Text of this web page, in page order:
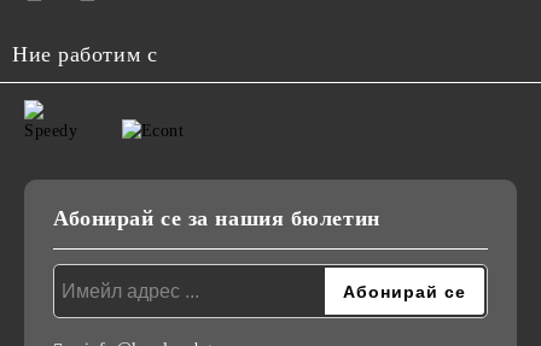
Ние работим с
Абонирай се за нашия бюлетин